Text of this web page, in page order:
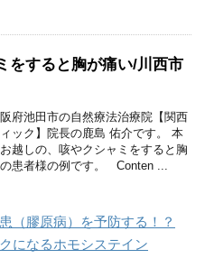
をすると胸が痛い/川西市
府池田市の自然療法治療院【関西
ック】院長の鹿島 佑介です。 本
越しの、咳やクシャミをすると胸
患者様の例です。 Conten ...
（膠原病）を予防する！？
になるホモシステイン